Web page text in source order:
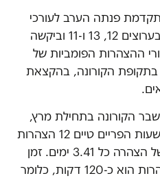
פנתה הערב לעורכי
המהדורות המרכזיות בערוצים 12, 13 ו-11 וביקשה
ההצהרות הפומביות של
בתקופת הקורונה, בהקצאת
הקורונה בתחילת מרץ,
שודרו במהדורות החדשות בשעות הפריים טיים 12 הצהרות
של נתניהו. מדובר בממוצע של הצהרה כל 3.41 ימים. זמן
המסך המצטבר של 12 ההצהרות הוא כ-120 דקות, כלומר